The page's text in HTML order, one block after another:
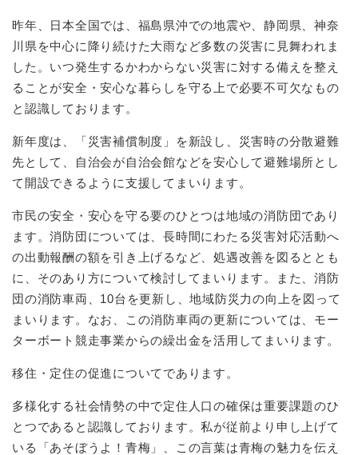
昨年、日本全国では、福島県沖での地震や、静岡県、神奈
川県を中心に降り続けた大雨など多数の災害に見舞われま
した。いつ発生するかわからない災害に対する備えを整え
ることが安全・安心な暮らしを守る上で必要不可欠なもの
と認識しております。
新年度は、「災害補償制度」を新設し、災害時の分散避難
先として、自治会が自治会館などを安心して避難場所とし
て開設できるように支援してまいります。
市民の安全・安心を守る要のひとつは地域の消防団であり
ます。消防団については、長時間にわたる災害対応活動へ
の出動報酬の額を引き上げるなど、処遇改善を図るととも
に、そのあり方について検討してまいります。また、消防
団の消防車両、10台を更新し、地域防災力の向上を図って
まいります。なお、この消防車両の更新については、モー
ターボート競走事業からの繰出金を活用してまいります。
移住・定住の促進についてであります。
多様化する社会情勢の中で定住人口の確保は重要課題のひ
とつであると認識しております。私が従前より申し上げて
いる「あそぼうよ！青梅」、この言葉は青梅の魅力を伝え